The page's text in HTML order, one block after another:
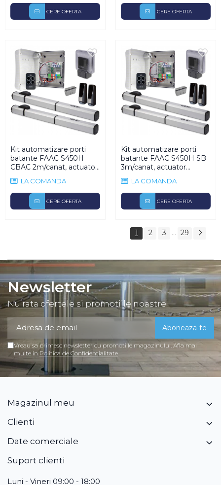
CERE OFERTA CERE OFERTA
Kit automatizare porti
batante FAAC S450H
CBAC 2m/canat, actuator
hidraulic, 24V
LA COMANDA
CERE OFERTA
Kit automatizare porti
batante FAAC S450H SB
3m/canat, actuator
hidraulic, 24V
LA COMANDA
CERE OFERTA
1 2 3 29
Newsletter
Nu rata ofertele si promotiile noastre
Vreau sa primesc newsletter cu promotiile magazinului. Afla mai
multe in Politica de Confidentialitate
Magazinul meu
Clienti
Date comerciale
Suport clienti
Luni - Vineri 09:00 - 18:00